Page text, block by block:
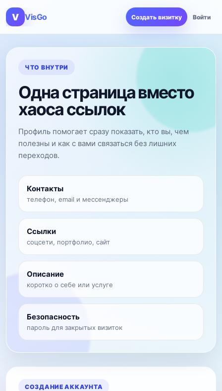
VisGo Создать визитку Войти
СОЗДАНИЕ АККАУНТА
ЧТО ВНУТРИ
Одна страница вместо
хаоса ссылок
Профиль помогает сразу показать, кто вы, чем
полезны и как с вами связаться без лишних
переходов.
Контакты
телефон, email и мессенджеры
Ссылки
соцсети, портфолио, сайт
Описание
коротко о себе или услуге
Безопасность
пароль для закрытых визиток